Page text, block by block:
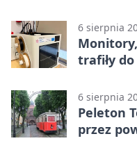
6 sierpnia
trafiły
6 sierpnia
Peleton
przez